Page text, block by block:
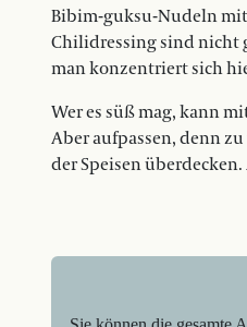
Bibim-guksu-Nudeln mit
Chilidressing sind nicht
man konzentriert sich
Wer es süß mag, kann
Aber aufpassen, denn
der Speisen